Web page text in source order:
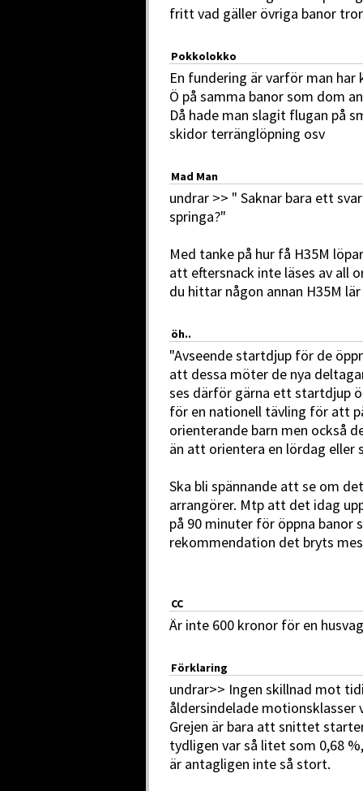
fritt vad gäller övriga banor
Pokkolokko
En fundering är varför man har
Ö på samma banor som dom
Då hade man slagit flugan på
skidor terränglöpning osv
Mad Man
undrar >> " Saknar bara ett
springa?"
Med tanke på hur få H35M
att eftersnack inte läses av all
du hittar någon annan H35M
öh..
"Avseende startdjup för de
att dessa möter de nya
ses därför gärna ett startdjup
för en nationell tävling för att
orienterande barn men också
än att orientera en lördag eller
Ska bli spännande att se om
arrangörer. Mtp att det idag
på 90 minuter för öppna
rekommendation det bryts
CC
Är inte 600 kronor för en
Förklaring
undrar>> Ingen skillnad mot
åldersindelade motionsklasser
Grejen är bara att snittet
tydligen var så litet som 0,68
är antagligen inte så stort.